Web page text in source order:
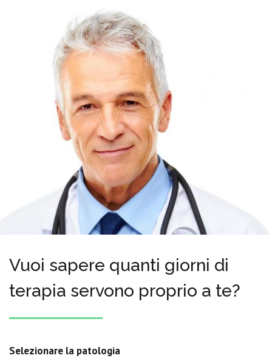
Vuoi sapere quanti giorni di
terapia servono proprio a te?
Selezionare la patologia